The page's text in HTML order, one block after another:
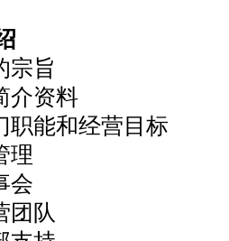
旨
资料
能和经营目标
队